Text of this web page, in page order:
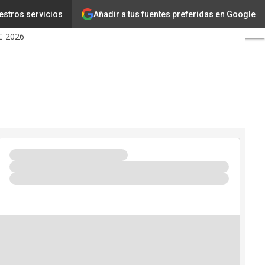
Añadir a tus fuentes preferidas en Google
servicios
Artificial
2026